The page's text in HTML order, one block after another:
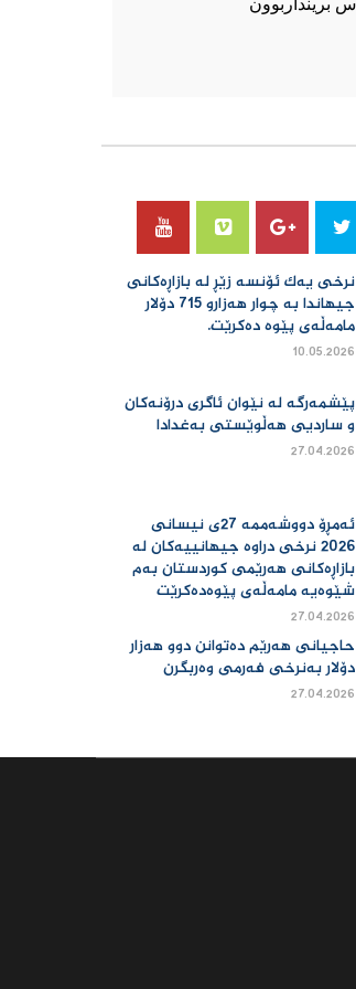
نرخی یەك ئۆنسە زێڕ لە بازاڕەكانی
جیهاندا بە چوار هەزارو 715 دۆلار
مامەڵەی پێوە دەكرێت.
10.05.2026
پێشمەرگە لە نێوان ئاگری درۆنەکان
و ساردیی هەڵوێستی بەغدادا
27.04.2026
ئەمڕۆ دووشەممە 27ی نیسانی
2026 نرخی دراوە جیهانییەكان لە
بازاڕەكانی هەرێمی كوردستان بەم
شێوەیە مامەڵەی پێوەدەكرێت
27.04.2026
حاجیانی هەرێم دەتوانن دوو هەزار
دۆلار بەنرخی فەرمی وەربگرن
27.04.2026